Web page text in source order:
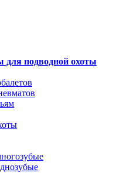
для подводной охоты